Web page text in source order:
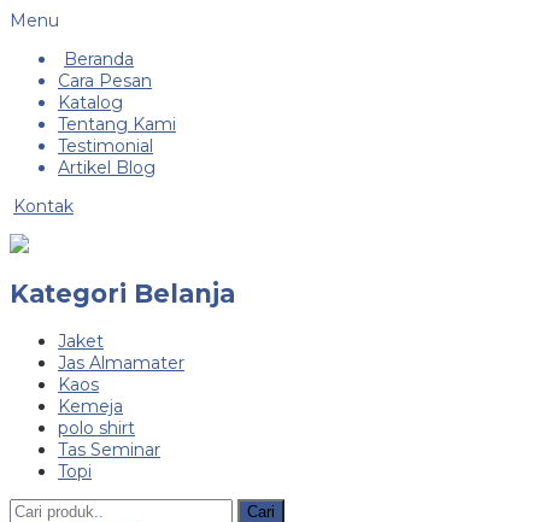
Menu
Beranda
Cara Pesan
Katalog
Tentang Kami
Testimonial
Artikel Blog
Kontak
Kategori Belanja
Jaket
Jas Almamater
Kaos
Kemeja
polo shirt
Tas Seminar
Topi
Cari